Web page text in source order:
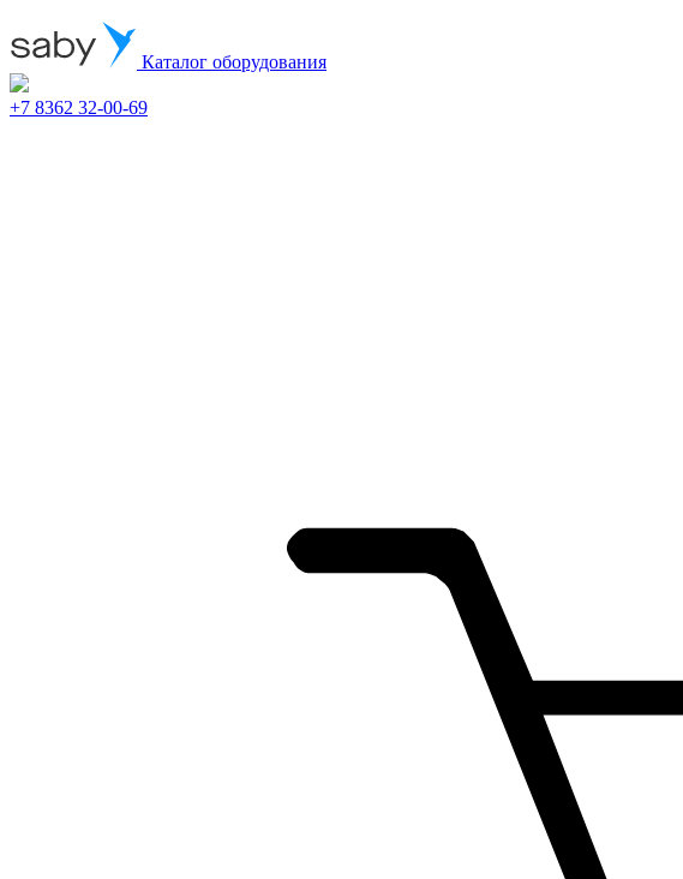
Каталог оборудования
+7 8362 32-00-69